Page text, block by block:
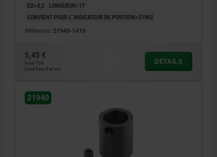
D2=4,2
LONGUEUR=17
CONVIENT POUR L’ INDICATEUR DE POSITION=21902
Référence: 21940-1410
5,45 €
hors TVA
hors frais d’envoi
DÉTAILS
21940